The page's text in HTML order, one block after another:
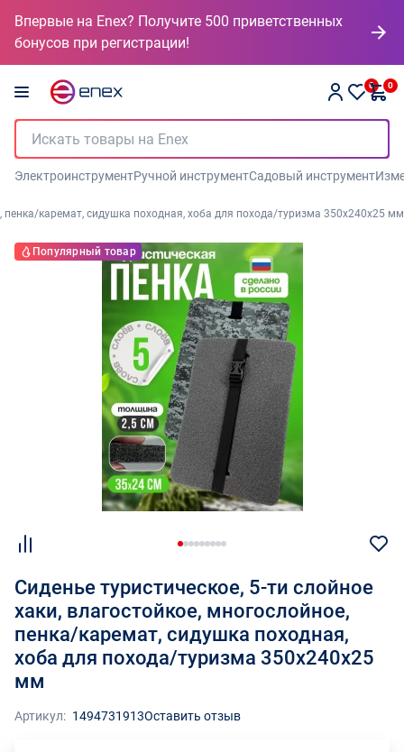
Впервые на Enex? Получите 500 приветственных
бонусов при регистрации!
0 0
ЭлектроинструментРучной инструментСадовый инструмент
пенка/каремат, сидушка походная, хоба для похода/туризма 350x240x25 мм
Популярный товар
Сиденье туристическое, 5-ти слойное
хаки, влагостойкое, многослойное,
пенка/каремат, сидушка походная,
хоба для похода/туризма 350x240x25
мм
Артикул: 1494731913Оставить отзыв